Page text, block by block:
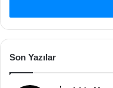
Son Yazılar